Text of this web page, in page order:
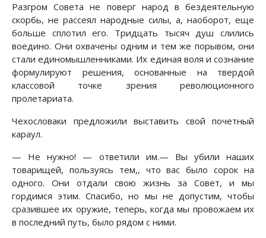
Разгром Совета не поверг народ в бездеятельную
скорбь, не рассеял народные силы, а, наоборот, еще
больше сплотил его. Тридцать тысяч душ слились
воедино. Они охвачены одним и тем же порывом, они
стали единомышленниками. Их единая воля и сознание
формулируют решения, основанные на твердой
классовой точке зрения революционного
пролетариата.
Чехословаки предложили выставить свой почетный
караул.
— Не нужно! — ответили им.— Вы убили наших
товарищей, пользуясь тем,, что вас было сорок на
одного. Они отдали свою жизнь за Совет, и мы
гордимся этим. Спасибо, но мы не допустим, чтобы
сразившее их оружие, теперь, когда мы провожаем их
в последний путь, было рядом с ними.